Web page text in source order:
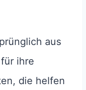
aus
ihre
die helfen